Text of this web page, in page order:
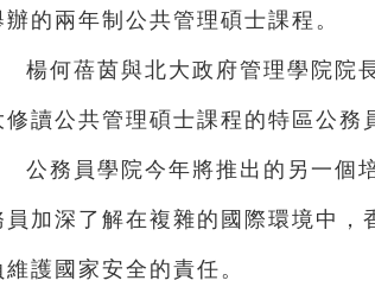
辦的兩年制公共管理碩士課程。
楊何蓓茵與北大政府管理學院院
修讀公共管理碩士課程的特區公務
公務員學院今年將推出的另一個
員加深了解在複雜的國際環境中，
維護國家安全的責任。